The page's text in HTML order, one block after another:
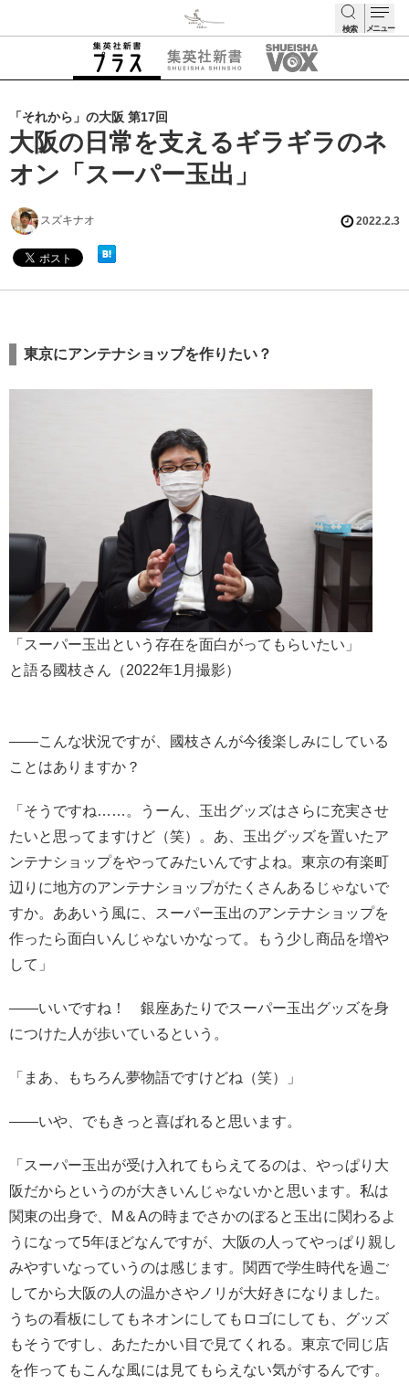
検索 メニュー
「それから」の大阪 第17回
大阪の日常を支えるギラギラのネ
オン「スーパー玉出」
スズキナオ 2022.2.3
東京にアンテナショップを作りたい？
「スーパー玉出という存在を面白がってもらいたい」
と語る國枝さん（2022年1月撮影）
――こんな状況ですが、國枝さんが今後楽しみにしている
ことはありますか？
「そうですね……。うーん、玉出グッズはさらに充実させ
たいと思ってますけど（笑）。あ、玉出グッズを置いたア
ンテナショップをやってみたいんですよね。東京の有楽町
辺りに地方のアンテナショップがたくさんあるじゃないで
すか。ああいう風に、スーパー玉出のアンテナショップを
作ったら面白いんじゃないかなって。もう少し商品を増や
して」
――いいですね！ 銀座あたりでスーパー玉出グッズを身
につけた人が歩いているという。
「まあ、もちろん夢物語ですけどね（笑）」
――いや、でもきっと喜ばれると思います。
「スーパー玉出が受け入れてもらえてるのは、やっぱり大
阪だからというのが大きいんじゃないかと思います。私は
関東の出身で、M＆Aの時までさかのぼると玉出に関わるよ
うになって5年ほどなんですが、大阪の人ってやっぱり親し
みやすいなっていうのは感じます。関西で学生時代を過ご
してから大阪の人の温かさやノリが大好きになりました。
うちの看板にしてもネオンにしてもロゴにしても、グッズ
もそうですし、あたたかい目で見てくれる。東京で同じ店
を作ってもこんな風には見てもらえない気がするんです。